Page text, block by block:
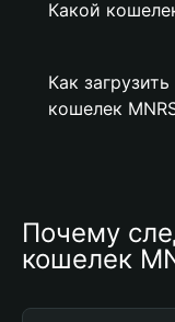
Какой
Как
кошелек
Почему
кошелек